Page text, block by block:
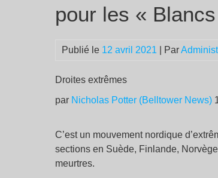
pour les «
Publié le 12 avril 2021 | Par
Droites extrêmes
par Nicholas Potter (Belltower News)
C’est un mouvement nordique
sections en Suède, Finlande,
meurtres.